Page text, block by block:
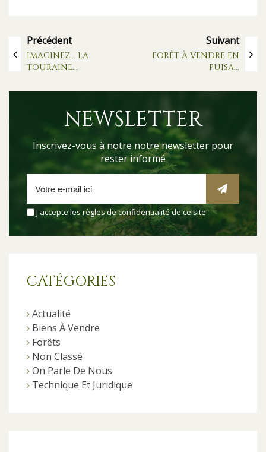
Précédent
IMAGINEZ... LA
TOURAINE...
Suivant
FORÊT À VENDRE EN
PUISA...
NEWSLETTER
Inscrivez-vous à notre notre newsletter pour
rester informé
J'accepte les règles de confidentialitéde ce site
CATÉGORIES
Actualité
Biens À Vendre
Forêts
Non Classé
On Parle De Nous
Technique Et Juridique